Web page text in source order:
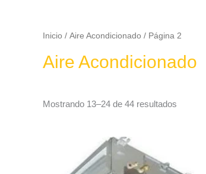
Inicio / Aire Acondicionado / Página 2
Aire Acondicionado
Mostrando 13–24 de 44 resultados